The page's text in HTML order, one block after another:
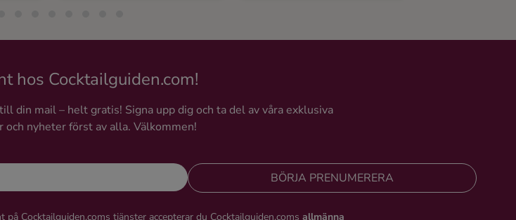
hos Cocktailguiden.com!
din mail – helt gratis! Signa upp dig och ta del av våra exklusiva
och nyheter först av alla. Välkommen!
BÖRJA PRENUMERERA
Cocktailguiden.coms tjänster accepterar du Cocktailguiden.coms allmänna